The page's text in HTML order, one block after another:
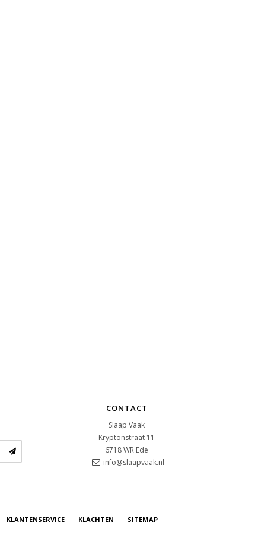
CONTACT
Slaap Vaak
Kryptonstraat 11
6718 WR Ede
info@slaapvaak.nl
KLANTENSERVICE KLACHTEN SITEMAP